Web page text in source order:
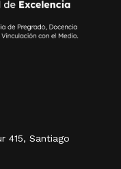
415, Santiago